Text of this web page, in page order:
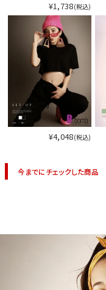
¥1,738(税込)
¥4,048(税込)
今までにチェックした商品